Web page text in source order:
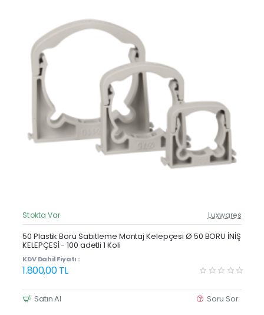
Güncel Fiyat
Yeni Ürün
Stokta Var Luxwares
50 Plastik Boru Sabitleme Montaj Kelepçesi Ø 50 BORU İNİŞ
KELEPÇESİ - 100 adetli 1 Koli
KDV Dahil Fiyatı :
1.800,00 TL
Satın Al Soru Sor